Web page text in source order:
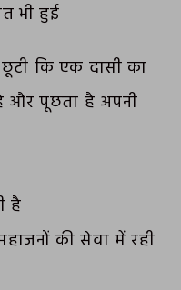
भी हुई
कि एक दासी का
है और पूछता है अपनी
है
की सेवा में रही